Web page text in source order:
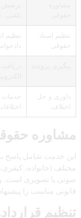
تنظیم اسناد
حقوقی
تنظیم
داوری و حل
اختلاف
خدمات
مشاوره
این خدمت شامل پاسخ
مختلف (خانواده،
صوتی یا تصویری است.
قانونی مناسب را
تنظیم